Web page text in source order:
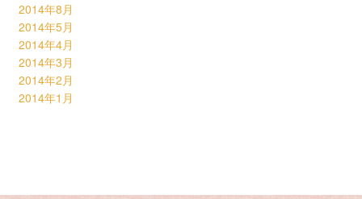
2014年8月
2014年5月
2014年4月
2014年3月
2014年2月
2014年1月